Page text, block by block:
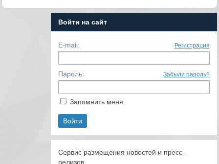
Войти на сайт
E-mail: Регистрация
Пароль: Забыли пароль?
Запомнить меня
Сервис размещения новостей и пресс-
релизов.